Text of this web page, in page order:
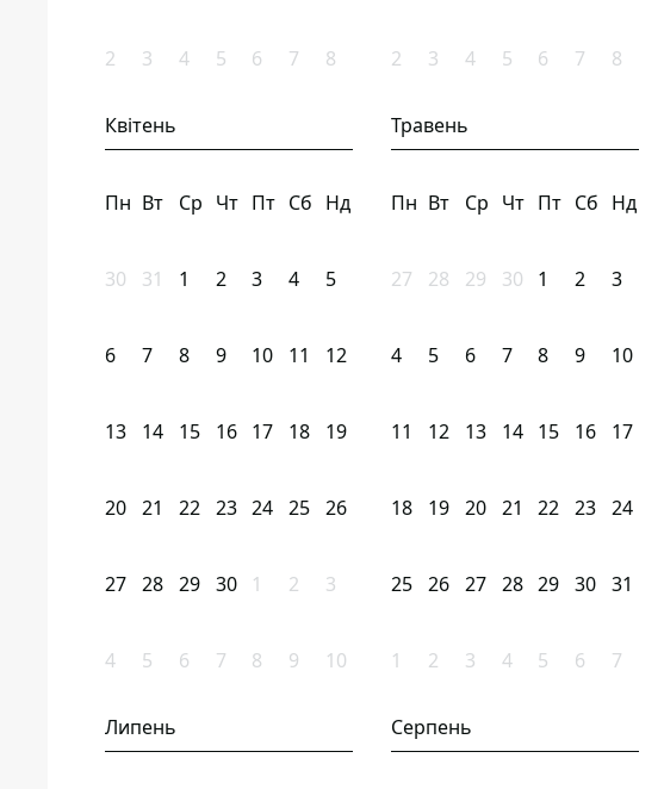
2 3 4 5 6 7 8 2 3 4 5 6 7 8
Квітень
Пн Вт Ср Чт Пт Сб Нд
30 31 1 2 3 4 5
6 7 8 9 10 11 12
13 14 15 16 17 18 19
20 21 22 23 24 25 26
27 28 29 30 1 2 3
4 5 6 7 8 9 10
Травень
Пн Вт Ср Чт Пт Сб Нд
27 28 29 30 1 2 3
4 5 6 7 8 9 10
11 12 13 14 15 16 17
18 19 20 21 22 23 24
25 26 27 28 29 30 31
1 2 3 4 5 6 7
Липень Серпень